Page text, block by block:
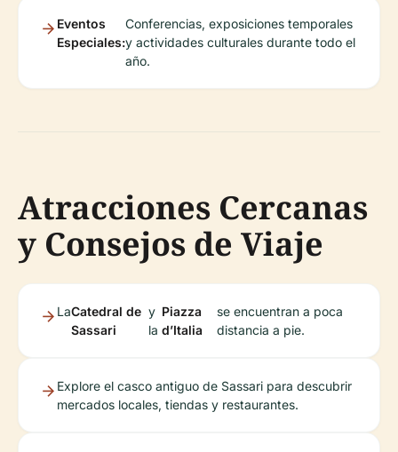
Eventos
Especiales:
Conferencias, exposiciones temporales
y actividades culturales durante todo el
año.
Atracciones Cercanas
y Consejos de Viaje
LaCatedral de
Sassari
y
la
Piazza
d’Italia
se encuentran a poca
distancia a pie.
Explore el casco antiguo de Sassari para descubrir
mercados locales, tiendas y restaurantes.